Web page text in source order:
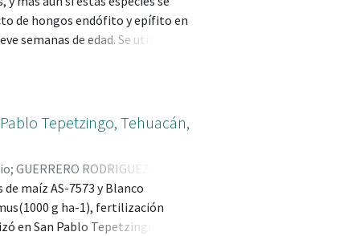
mayor producción total y
Tlaola”.
de hongos endófito y epífito en
semanas de edad. Se utilizaron
en 144 vitroplantas
tallo y hoja, y endofitismo de
≤ 0.001) entre tratamientos
tratamiento fue el aislado V IV
Tepetzingo, Tehuacán,
; GUERRERO RODRIGUEZ, JUAN
RAMIRO; 89145
maíz AS-7573 y Blanco
g ha-1), fertilización
en San Pablo Tepetzingo,